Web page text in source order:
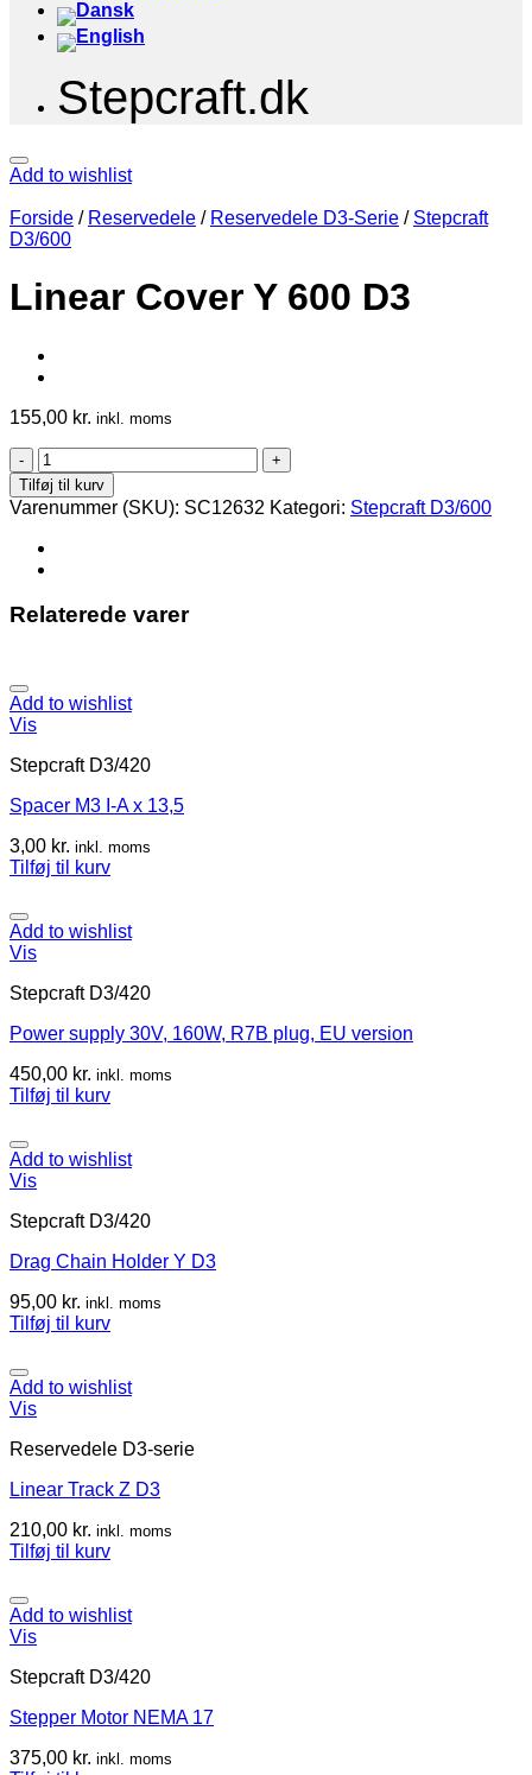
Stepcraft.dk
Add to wishlist
Forside / Reservedele / Reservedele D3-Serie / Stepcraft
D3/600
Linear Cover Y 600 D3
155,00 kr. inkl. moms
Linear
Cover
Y
600
D3
antal
Tilføj til kurv
Varenummer (SKU): SC12632 Kategori: Stepcraft D3/600
Relaterede varer
Add to wishlist
Vis
Stepcraft D3/420
Spacer M3 I-A x 13,5
3,00 kr. inkl. moms
Tilføj til kurv
Add to wishlist
Vis
Stepcraft D3/420
Power supply 30V, 160W, R7B plug, EU version
450,00 kr. inkl. moms
Tilføj til kurv
Add to wishlist
Vis
Stepcraft D3/420
Drag Chain Holder Y D3
95,00 kr. inkl. moms
Tilføj til kurv
Add to wishlist
Vis
Reservedele D3-serie
Linear Track Z D3
210,00 kr. inkl. moms
Tilføj til kurv
Add to wishlist
Vis
Stepcraft D3/420
Stepper Motor NEMA 17
375,00 kr. inkl. moms